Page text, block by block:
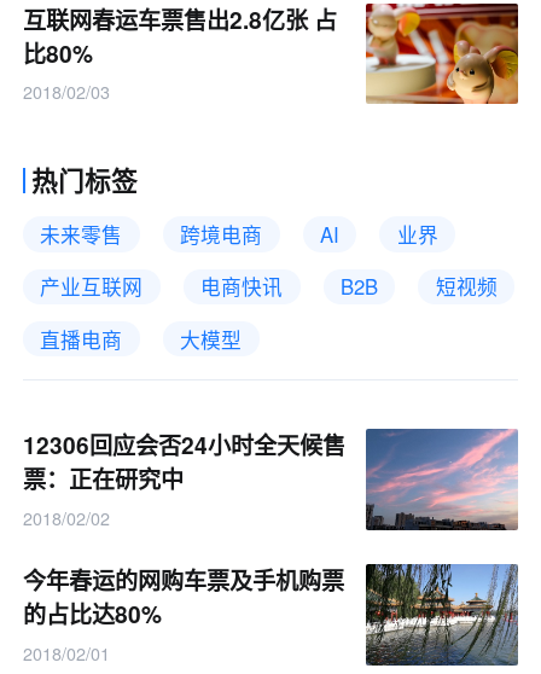
互联网春运车票售出2.8亿张 占
比80%
2018/02/03
热门标签
未来零售 跨境电商 AI
业界
产业互联网
电商快讯 B2B
短视频
直播电商
大模型
12306回应会否24小时全天候售
票：正在研究中
2018/02/02
今年春运的网购车票及手机购票
的占比达80%
2018/02/01